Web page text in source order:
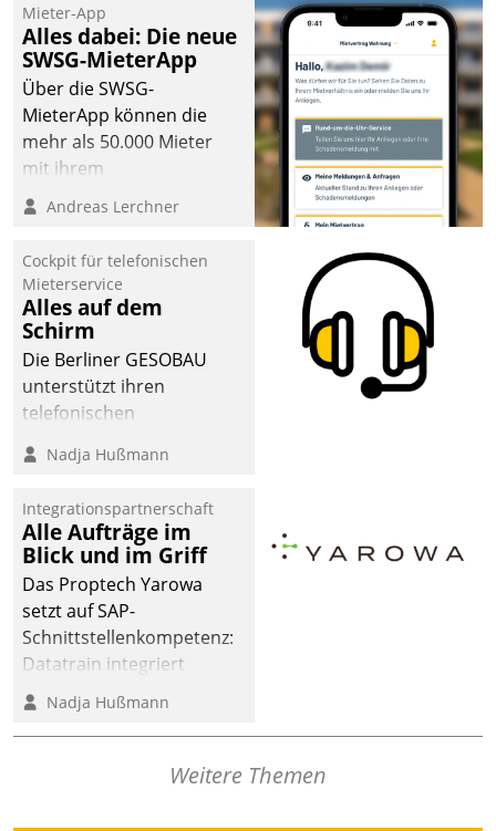
Mieter-App
Alles dabei: Die neue
SWSG-MieterApp
Über die SWSG-
MieterApp können die
mehr als 50.000 Mieter
mit ihrem
Wohnungsunternehmen
kommunizieren, auf dem
einsehen und ändern
oder
Schadensmeldungen
abgeben – rund um die
Uhr.
Andreas Lerchner
Cockpit für telefonischen
Mieterservice
Alles auf dem
Schirm
Die Berliner GESOBAU
unterstützt ihren
telefonischen
digitalen Cockpit, das
passende Fragen und
Schlagworte auswirft.
Eine intuitive
Dialogführung ermöglicht
dem externen
Serviceteam, Anrufe von
Mietenden zügiger und
effizienter zu bearbeiten.
Nadja Hußmann
Integrationspartnerschaft
Alle Aufträge im
Blick und im Griff
Das Proptech Yarowa
setzt auf SAP-
Schnittstellenkompetenz:
Datatrain integriert
Yarowas Portal zur
Vergabe und Verwaltung
von Aufträgen der
SAP-Systemlandschaft
Nadja Hußmann
Weitere Themen